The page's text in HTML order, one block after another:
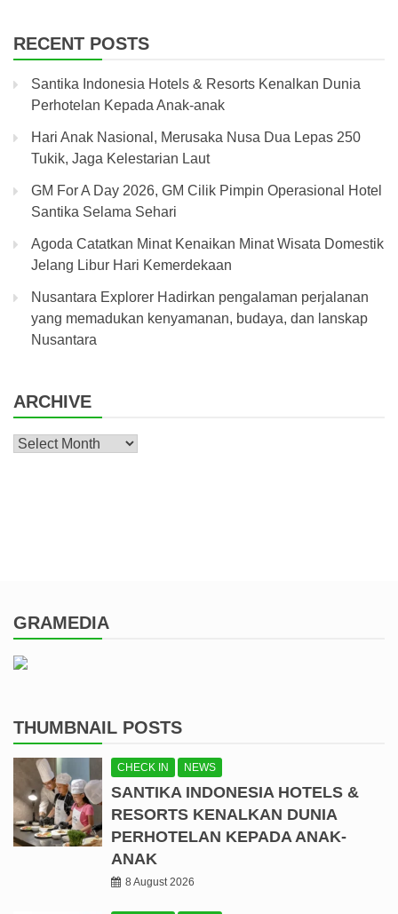
RECENT POSTS
Santika Indonesia Hotels & Resorts Kenalkan Dunia
Perhotelan Kepada Anak-anak
Hari Anak Nasional, Merusaka Nusa Dua Lepas 250
Tukik, Jaga Kelestarian Laut
GM For A Day 2026, GM Cilik Pimpin Operasional Hotel
Santika Selama Sehari
Agoda Catatkan Minat Kenaikan Minat Wisata Domestik
Jelang Libur Hari Kemerdekaan
Nusantara Explorer Hadirkan pengalaman perjalanan
yang memadukan kenyamanan, budaya, dan lanskap
Nusantara
ARCHIVE
Archive
GRAMEDIA
THUMBNAIL POSTS
CHECK IN NEWS
SANTIKA INDONESIA HOTELS &
RESORTS KENALKAN DUNIA
PERHOTELAN KEPADA ANAK-
ANAK
8 August 2026